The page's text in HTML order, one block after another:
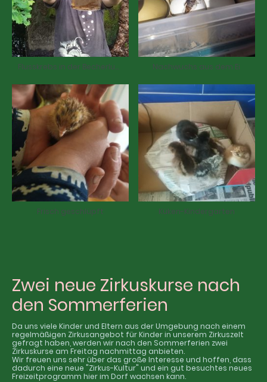
Flusskrebs in der Becherlupe Nachwuchs aus dem Ei
Frisch geschlüpft Küken-Kindergarten
Zwei neue Zirkuskurse nach
den Sommerferien
Da uns viele Kinder und Eltern aus der Umgebung nach einem
regelmäßigen Zirkusangebot für Kinder in unserem Zirkuszelt
gefragt haben, werden wir nach den Sommerferien zwei
Zirkuskurse am Freitag nachmittag anbieten.
Wir freuen uns sehr über das große Interesse und hoffen, dass
dadurch eine neue "Zirkus-Kultur" und ein gut besuchtes neues
Freizeitprogramm hier im Dorf wachsen kann.